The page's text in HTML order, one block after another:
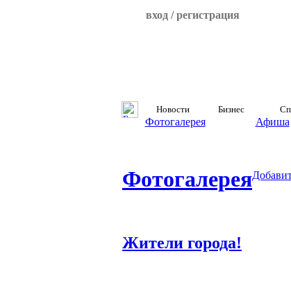
вход / регистрация
Новости Бизнес
Фотогалерея
Афиша
Фотогалерея
Жители города!